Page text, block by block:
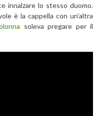
innalzare lo stesso duomo.
è la cappella con un’altra
soleva pregare per il